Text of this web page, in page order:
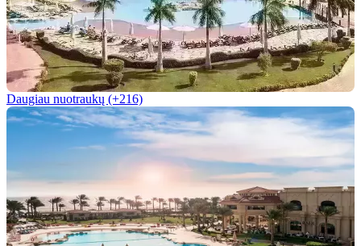
Daugiau nuotraukų (+216)